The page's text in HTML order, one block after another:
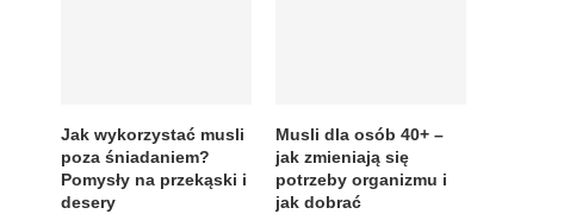
Jak wykorzystać musli
poza śniadaniem?
Pomysły na przekąski i
desery
Musli dla osób 40+ –
jak zmieniają się
potrzeby organizmu i
jak dobrać